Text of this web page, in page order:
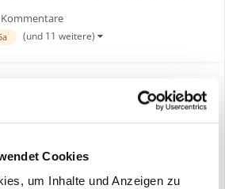
Cookies
um Inhalte und Anzeigen zu
Bauforum24 Artikel (20.05.2022):
Hyundai...
(und 11 weitere)
inNews aus der